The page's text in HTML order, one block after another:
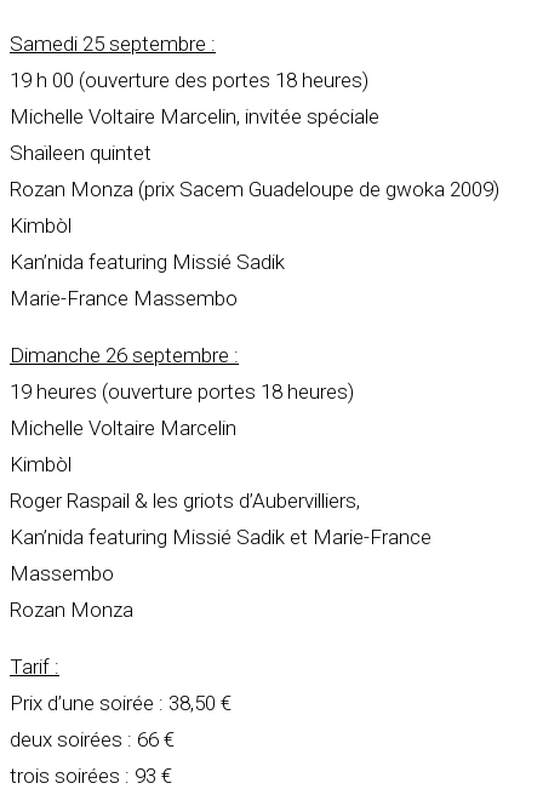
Samedi 25 septembre :
19 h 00 (ouverture des portes 18 heures)
Michelle Voltaire Marcelin, invitée spéciale
Shaïleen quintet
Rozan Monza (prix Sacem Guadeloupe de gwoka 2009)
Kimbòl
Kan’nida featuring Missié Sadik
Marie-France Massembo
Dimanche 26 septembre :
19 heures (ouverture portes 18 heures)
Michelle Voltaire Marcelin
Kimbòl
Roger Raspail & les griots d’Aubervilliers,
Kan’nida featuring Missié Sadik et Marie-France
Massembo
Rozan Monza
Tarif :
Prix d’une soirée : 38,50 €
deux soirées : 66 €
trois soirées : 93 €